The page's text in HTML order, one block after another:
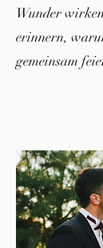
Wunder
erinnern,
gemeinsam